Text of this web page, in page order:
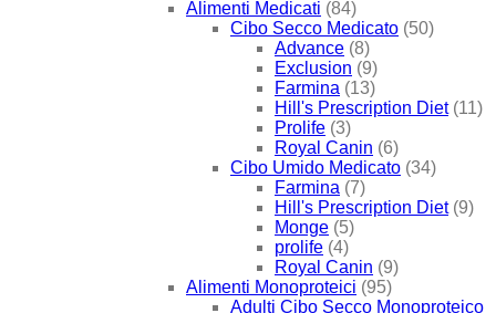
Alimenti Medicati (84)
Cibo Secco Medicato (50)
Advance (8)
Exclusion (9)
Farmina (13)
Hill's Prescription Diet (11)
Prolife (3)
Royal Canin (6)
Cibo Umido Medicato (34)
Farmina (7)
Hill's Prescription Diet (9)
Monge (5)
prolife (4)
Royal Canin (9)
Alimenti Monoproteici (95)
Adulti Cibo Secco Monoproteico